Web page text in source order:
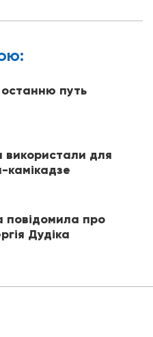
путь
використали для
камікадзе
повідомила про
Дудіка